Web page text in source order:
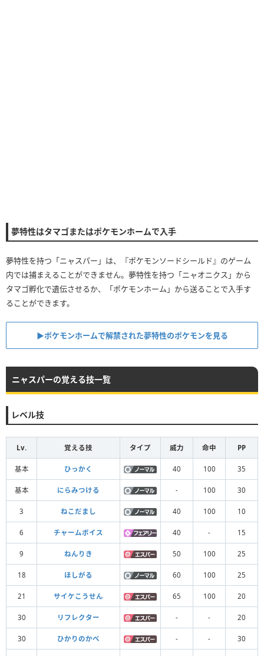
夢特性はタマゴまたはポケモンホームで入手
夢特性を持つ「ニャスパー」は、『ポケモンソードシールド』のゲーム
内では捕まえることができません。夢特性を持つ「ニャオニクス」から
タマゴ孵化で遺伝させるか、「ポケモンホーム」から送ることで入手す
ることができます。
▶ポケモンホームで解禁された夢特性のポケモンを見る
ニャスパーの覚える技一覧
レベル技
Lv. 覚える技 タイプ 威力 命中 PP
基本 ひっかく 40 100 35
基本 にらみつける - 100 30
3 ねこだまし 40 100 10
6 チャームボイス 40 - 15
9 ねんりき 50 100 25
18 ほしがる 60 100 25
21 サイケこうせん 65 100 20
30 リフレクター - - 20
30 ひかりのかべ - - 30